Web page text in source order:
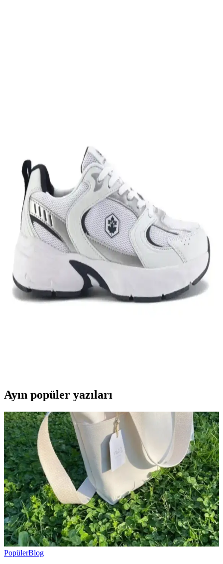
Nike Air Force 1, ikonik tasarımı ve teknolojik özellikleriyle spor ve
günlük yaşamda vazgeçilmez bir tercih. Konfor ve şıklığı bir araya
getirir, farklı tarzlara uyum sağlar.
Nike Team Hustle: Çok Yönlü Spor ve Günlük
Kullanım İçin Modern Ayakkabı Seçenekleri
Nike Team Hustle ayakkabıları, dayanıklılık, şıklık ve konforu bir
arada sunar. Spor ve günlük kullanım için uygun modelleriyle,
hareket özgürlüğü ve tarzı bir arada sağlar.
Genel Markalar Taraklı Siyah Metal Taç ve NEW
HİLL Unisex Metal Taç Karşılaştırması
İki popüler spor tacını detaylı karşılaştırıyoruz: dayanıklılık, tasarım
ve kullanıcı memnuniyetine odaklanın.
Ayın popüler yazıları
PopülerBlog